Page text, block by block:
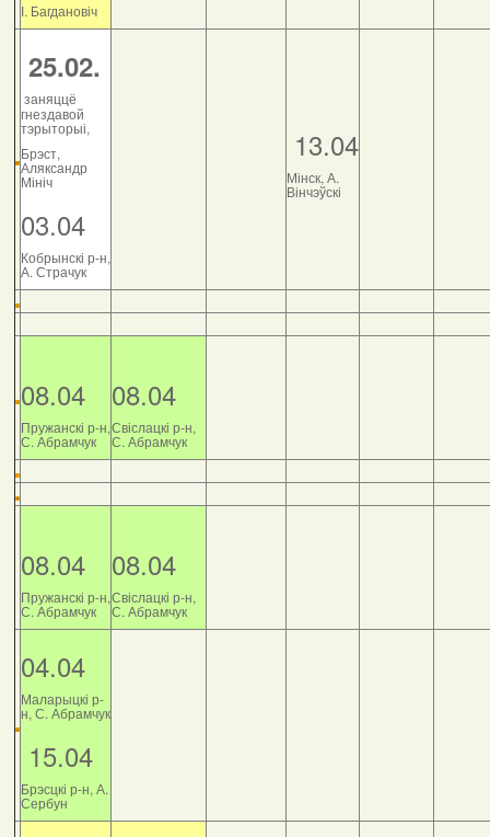
І. Багдановіч
25.02.
заняццё
гнездавой
тэрыторыі,
Брэст,
Аляксандр
Мініч
03.04
Кобрынскі р-н,
А. Страчук
13.04
Мінск, А.
Вінчэўскі
08.04
Пружанскі р-н,
С. Абрамчук
08.04
Свіслацкі р-н,
С. Абрамчук
08.04
Пружанскі р-н,
С. Абрамчук
08.04
Свіслацкі р-н,
С. Абрамчук
04.04
Маларыцкі р-
н, С. Абрамчук
15.04
Брэсцкі р-н, А.
Сербун